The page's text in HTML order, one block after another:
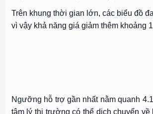
Trên khung thời gian lớn, các biểu đồ
vì vậy khả năng giá giảm thêm khoảng
Ngưỡng hỗ trợ gần nhất nằm quanh
tâm lý thị trường có thể dịch chuyển